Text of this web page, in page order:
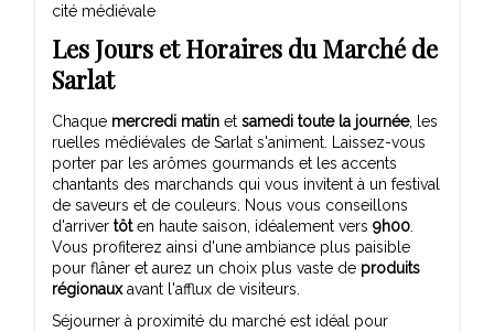
cité médiévale
Les Jours et Horaires du Marché de
Sarlat
Chaque mercredi matin et samedi toute la journée, les
ruelles médiévales de Sarlat s'animent. Laissez-vous
porter par les arômes gourmands et les accents
chantants des marchands qui vous invitent à un festival
de saveurs et de couleurs. Nous vous conseillons
d'arriver tôten haute saison, idéalement vers 9h00
Vous profiterez ainsi d'une ambiance plus paisible
pour flâner et aurez un choix plus vaste de produits
régionauxavant l'afflux de visiteurs.
Séjourner à proximité du marché est idéal pour